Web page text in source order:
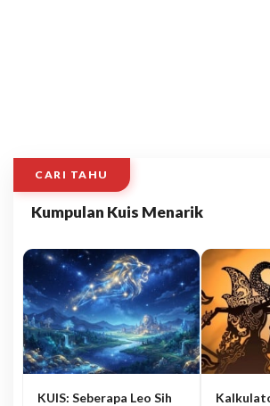
CARI TAHU
Kumpulan Kuis Menarik
KUIS: Seberapa Leo Sih